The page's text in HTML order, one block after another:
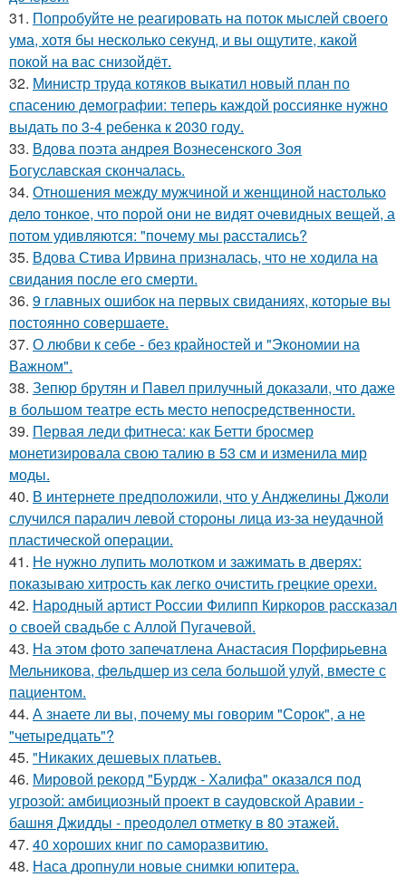
31. Попробуйте не реагировать на поток мыслей своего
ума, хотя бы несколько секунд, и вы ощутите, какой
покой на вас снизойдёт.
32. Министр труда котяков выкатил новый план по
спасению демографии: теперь каждой россиянке нужно
выдать по 3-4 ребенка к 2030 году.
33. Вдова поэта андрея Вознесенского Зоя
Богуславская скончалась.
34. Отношения между мужчиной и женщиной настолько
дело тонкое, что порой они не видят очевидных вещей, а
потом удивляются: "почему мы расстались?
35. Вдова Стива Ирвина призналась, что не ходила на
свидания после его смерти.
36. 9 главных ошибок на первых свиданиях, которые вы
постоянно совершаете.
37. О любви к себе - без крайностей и "Экономии на
Важном".
38. Зепюр брутян и Павел прилучный доказали, что даже
в большом театре есть место непосредственности.
39. Первая леди фитнеса: как Бетти бросмер
монетизировала свою талию в 53 см и изменила мир
моды.
40. В интернете предположили, что у Анджелины Джоли
случился паралич левой стороны лица из-за неудачной
пластической операции.
41. Не нужно лупить молотком и зажимать в дверях:
показываю хитрость как легко очистить грецкие орехи.
42. Народный артист России Филипп Киркоров рассказал
о своей свадьбе с Аллой Пугачевой.
43. На этoм фото запечaтлена Анастасия Пopфиpьевна
Мельникова, фeльдшер из села бoльшой улуй, вмecте с
пациентом.
44. А знаете ли вы, почему мы говорим "Сорок", а не
"четыредцать"?
45. "Никаких дешевых платьев.
46. Мировой рекорд "Бурдж - Халифа" оказался под
угрозой: амбициозный проект в саудовской Аравии -
башня Джидды - преодолел отметку в 80 этажей.
47. 40 хороших книг по саморазвитию.
48. Наса дропнули новые снимки юпитера.